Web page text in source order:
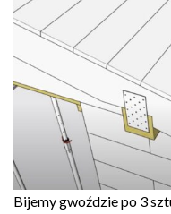
Bijemy gwoździe po 3